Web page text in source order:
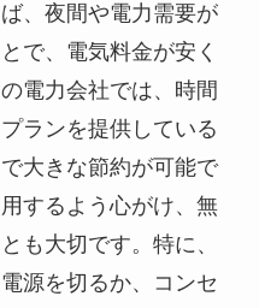
、夜間や電力需要が
で、電気料金が安く
電力会社では、時間
ランを提供している
大きな節約が可能で
するよう心がけ、無
も大切です。特に、
源を切るか、コンセ